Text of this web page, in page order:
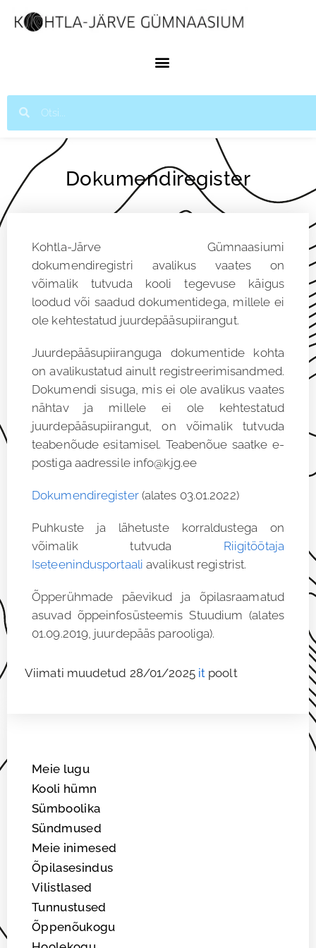
Dokumendiregister
Meie lugu
Kooli hümn
Sümboolika
Sündmused
Meie inimesed
Õpilasesindus
Vilistlased
Tunnustused
Õppenõukogu
Kohtla-Järve Gümnaasiumi
dokumendiregistri avalikus vaates on
võimalik tutvuda kooli tegevuse käigus
loodud või saadud dokumentidega, millele ei
ole kehtestatud juurdepääsupiirangut.
Juurdepääsupiiranguga dokumentide kohta
on avalikustatud ainult registreerimisandmed.
Dokumendi sisuga, mis ei ole avalikus vaates
nähtav ja millele ei ole kehtestatud
juurdepääsupiirangut, on võimalik tutvuda
teabenõude esitamisel. Teabenõue saatke e-
postiga aadressile info@kjg.ee
Dokumendiregister(alates 03.01.2022)
Puhkuste ja lähetuste korraldustega on
võimalik tutvuda Riigitöötaja
Iseteenindusportaali avalikust registrist.
Õpperühmade päevikud ja õpilasraamatud
asuvad õppeinfosüsteemis Stuudium (alates
01.09.2019, juurdepääs parooliga).
Viimati muudetud 28/01/2025 it poolt